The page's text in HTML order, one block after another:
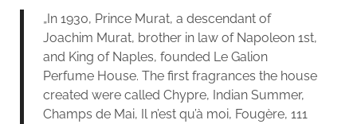
„In 1930, Prince Murat, a descendant of
Joachim Murat, brother in law of Napoleon 1st,
and King of Naples, founded Le Galion
Perfume House. The first fragrances the house
created were called Chypre, Indian Summer,
Champs de Mai, Il n’est qu’à moi, Fougère, 111